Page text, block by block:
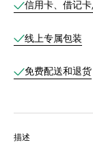
信用卡、借记
线上专属包装
免费配送和退货
描述